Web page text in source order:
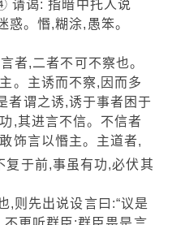
谒: 指暗中托人说
。惽,糊涂,愚笨。
,二者不可不察也。
。主诱而不察,因而多
者谓之诱,诱于事者困于
,其进言不信。不信者
饰言以惽主。主道者,
复于前,事虽有功,必伏其
先出说设言曰:“议是